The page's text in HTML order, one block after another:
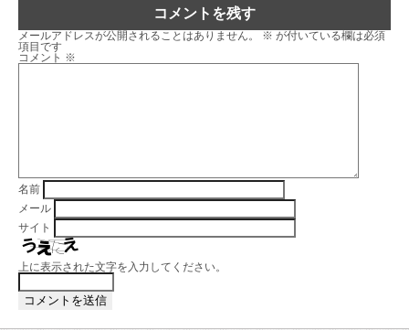
コメントを残す
メールアドレスが公開されることはありません。 ※ が付いている欄は必須
項目です
コメント ※
名前
メール
サイト
上に表示された文字を入力してください。